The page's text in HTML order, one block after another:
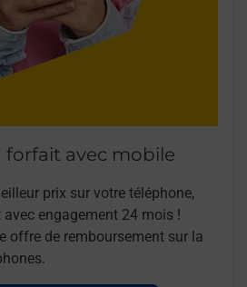
avec mobile
prix sur votre téléphone,
engagement 24 mois !
offre de remboursement sur la